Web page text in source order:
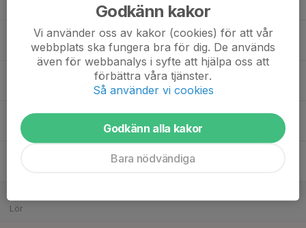
Tor
Lör
Godkänn kakor
Vi använder oss av kakor (cookies) för att vår
webbplats ska fungera bra för dig. De används
även för webbanalys i syfte att hjälpa oss att
förbättra våra tjänster.
Så använder vi cookies
Godkänn alla kakor
Bara nödvändiga